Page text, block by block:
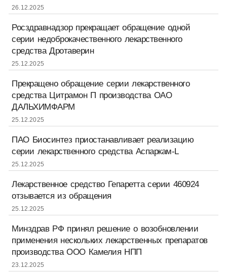
26.12.2025
Росздравнадзор прекращает обращение одной
серии недоброкачественного лекарственного
средства Дротаверин
25.12.2025
Прекращено обращение серии лекарственного
средства Цитрамон П производства ОАО
ДАЛЬХИМФАРМ
25.12.2025
ПАО Биосинтез приостанавливает реализацию
серии лекарственного средства Аспаркам-L
25.12.2025
Лекарственное средство Гепаретта серии 460924
отзывается из обращения
25.12.2025
Минздрав РФ принял решение о возобновлении
применения нескольких лекарственных препаратов
производства ООО Камелия НПП
23.12.2025